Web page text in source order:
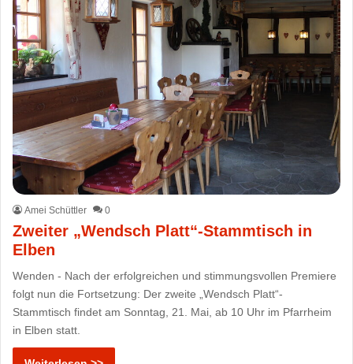
Amei Schüttler 0
Zweiter „Wendsch Platt“-Stammtisch in
Elben
Wenden - Nach der erfolgreichen und stimmungsvollen Premiere
folgt nun die Fortsetzung: Der zweite „Wendsch Platt“-
Stammtisch findet am Sonntag, 21. Mai, ab 10 Uhr im Pfarrheim
in Elben statt.